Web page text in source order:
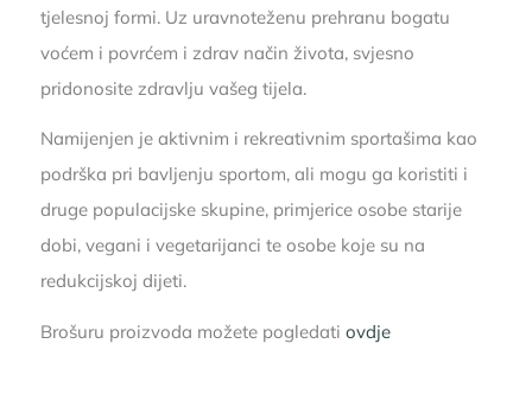
tjelesnoj formi. Uz uravnoteženu prehranu bogatu
voćem i povrćem i zdrav način života, svjesno
pridonosite zdravlju vašeg tijela.
Namijenjen je aktivnim i rekreativnim sportašima kao
podrška pri bavljenju sportom, ali mogu ga koristiti i
druge populacijske skupine, primjerice osobe starije
dobi, vegani i vegetarijanci te osobe koje su na
redukcijskoj dijeti.
Brošuru proizvoda možete pogledati ovdje